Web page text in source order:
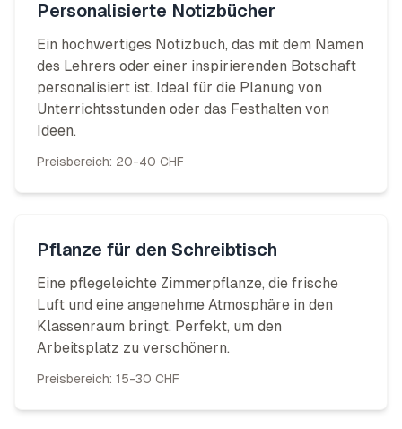
Personalisierte Notizbücher
Ein hochwertiges Notizbuch, das mit dem Namen
des Lehrers oder einer inspirierenden Botschaft
personalisiert ist. Ideal für die Planung von
Unterrichtsstunden oder das Festhalten von
Ideen.
Preisbereich: 20-40 CHF
Pflanze für den Schreibtisch
Eine pflegeleichte Zimmerpflanze, die frische
Luft und eine angenehme Atmosphäre in den
Klassenraum bringt. Perfekt, um den
Arbeitsplatz zu verschönern.
Preisbereich: 15-30 CHF